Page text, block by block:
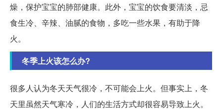
燥，保护宝宝的肺部健康。此外，宝宝的饮食要清淡，忌
食生冷、辛辣、油腻的食物，多吃一些水果，有助于降
火。
冬季上火该怎么办?
很多人认为冬天天气很冷，不可能会上火。但事实上，冬
天里虽然天气寒冷，人们的生活方式却很容易导致上火。